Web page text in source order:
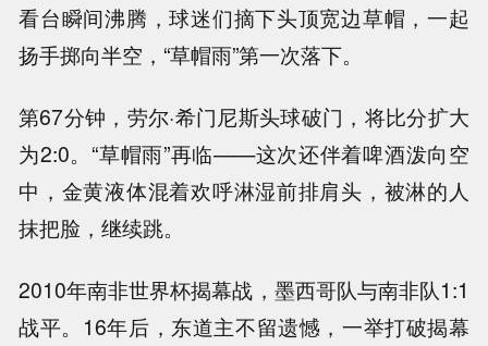
看台瞬间沸腾，球迷们摘下头顶宽边草帽，一起
扬手掷向半空，“草帽雨”第一次落下。
第67分钟，劳尔·希门尼斯头球破门，将比分扩大
为2:0。“草帽雨”再临——这次还伴着啤酒泼向空
中，金黄液体混着欢呼淋湿前排肩头，被淋的人
抹把脸，继续跳。
2010年南非世界杯揭幕战，墨西哥队与南非队1:1
战平。16年后，东道主不留遗憾，一举打破揭幕